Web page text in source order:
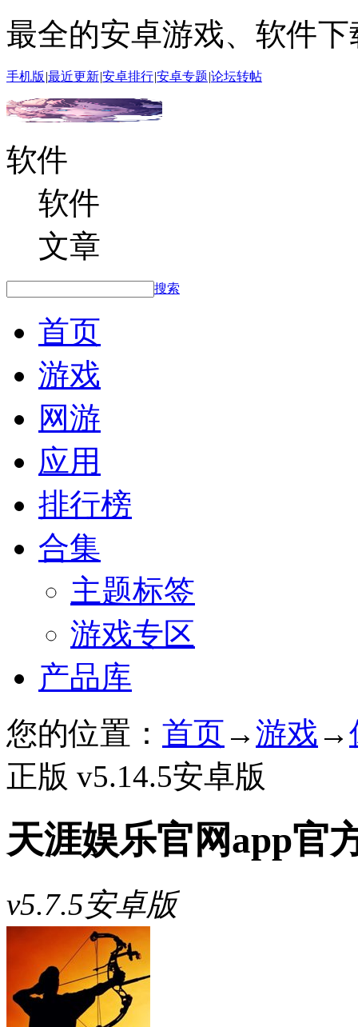
最全的安卓游戏、软件下
手机版 |最近更新|安卓排行|安卓专题|论坛转帖
软件
软件
文章
搜索
首页
游戏
网游
应用
排行榜
合集
主题标签
游戏专区
产品库
您的位置： 首页 →游戏 →
正版 v5.14.5安卓版
天涯娱乐官网app官
v5.7.5安卓版